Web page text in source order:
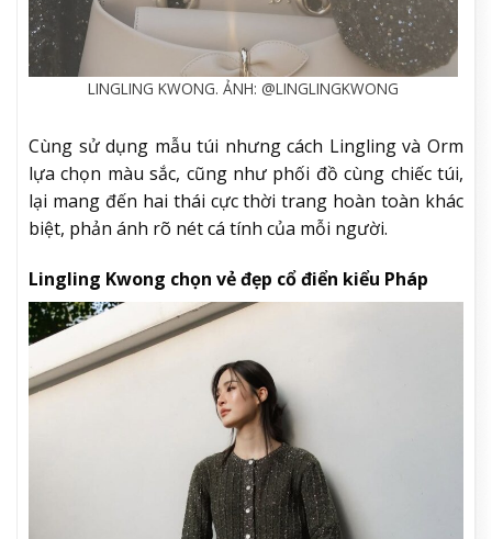
LINGLING KWONG. ẢNH: @LINGLINGKWONG
Cùng sử dụng mẫu túi nhưng cách Lingling và Orm
lựa chọn màu sắc, cũng như phối đồ cùng chiếc túi,
lại mang đến hai thái cực thời trang hoàn toàn khác
biệt, phản ánh rõ nét cá tính của mỗi người.
Lingling Kwong chọn vẻ đẹp cổ điển kiểu Pháp